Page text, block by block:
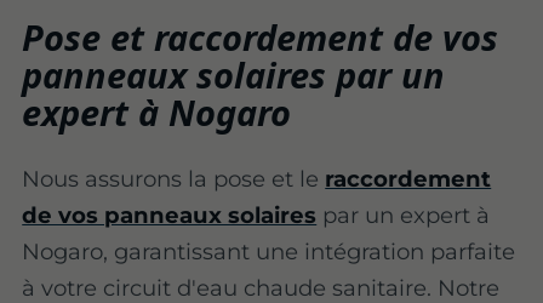
Pose et raccordement de vos
panneaux solaires par un
expert à Nogaro
Nous assurons la pose et le raccordement
de vos panneaux solaires par un expert à
Nogaro, garantissant une intégration parfaite
à votre circuit d'eau chaude sanitaire. Notre